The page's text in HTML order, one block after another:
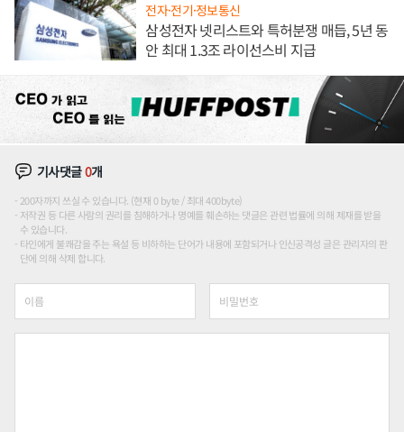
전자·전기·정보통신
삼성전자 넷리스트와 특허분쟁 매듭, 5년 동
안 최대 1.3조 라이선스비 지급
기사댓글0개
200자까지 쓰실 수 있습니다. (현재 0 byte / 최대 400byte)
저작권 등 다른 사람의 권리를 침해하거나 명예를 훼손하는 댓글은 관련 법률에 의해 제재를 받을
수 있습니다.
타인에게 불쾌감을 주는 욕설 등 비하하는 단어가 내용에 포함되거나 인신공격성 글은 관리자의 판
단에 의해 삭제 합니다.